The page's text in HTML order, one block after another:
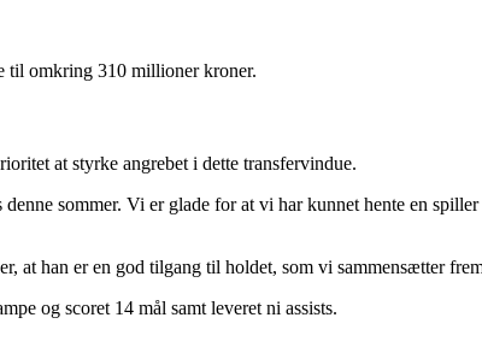
til omkring 310 millioner kroner.
at styrke angrebet i dette transfervindue.
sommer. Vi er glade for at vi har kunnet hente en
at han er en god tilgang til holdet, som vi sammensætter
og scoret 14 mål samt leveret ni assists.